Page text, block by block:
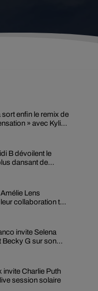
enfin le remix de
» avec Kylie
B dévoilent le
dansant de
Lens
collaboration tant
invite Selena
Becky G sur son
invite Charlie Puth
session solaire